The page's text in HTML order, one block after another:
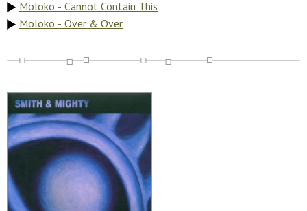
Moloko - Cannot Contain This
Moloko - Over & Over